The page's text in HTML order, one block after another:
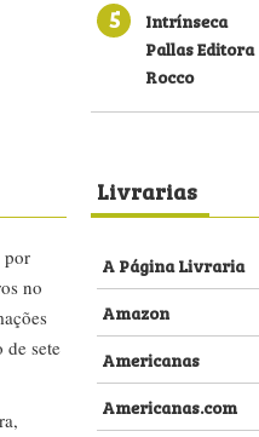
5
Intrínseca
Pallas Editora
Rocco
por
no
de sete
Livrarias
A Página Livraria
Amazon
Americanas
Americanas.com